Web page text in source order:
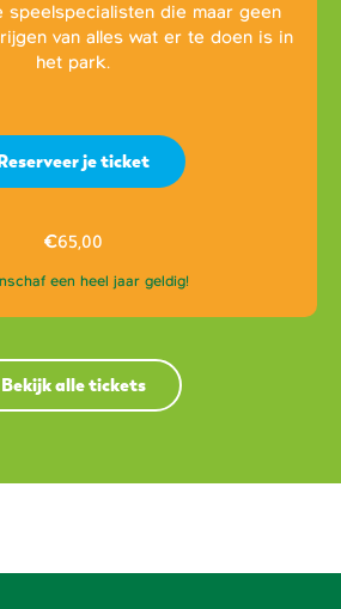
speelspecialisten die maar geen
van alles wat er te doen is in
het park.
je ticket
€65,00
een heel jaar geldig!
Bekijk alle tickets